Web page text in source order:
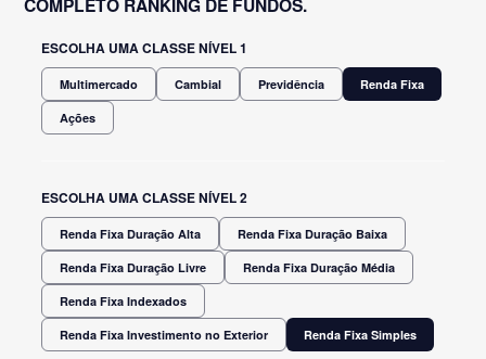
ESCOLHA UMA CLASSE NÍVEL 1
Multimercado Cambial Previdência Renda Fixa
Ações
ESCOLHA UMA CLASSE NÍVEL 2
Renda Fixa Duração Alta Renda Fixa Duração Baixa
Renda Fixa Duração Livre Renda Fixa Duração Média
Renda Fixa Indexados
Renda Fixa Investimento no Exterior Renda Fixa Simples